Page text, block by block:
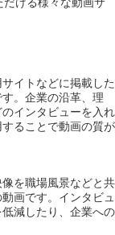
ける様々な動画サ
イトなどに掲載した
。企業の沿革、理
インタビューを入れ
ることで動画の質が
を職場風景などと共
画です。インタビュ
減したり、企業への